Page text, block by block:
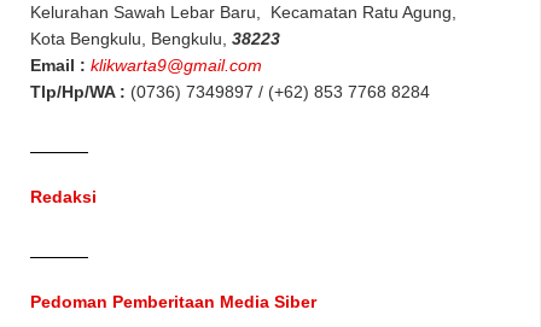
Kelurahan Sawah Lebar Baru, Kecamatan Ratu Agung,
Kota Bengkulu, Bengkulu, 38223
Email : klikwarta9@gmail.com
Tlp/Hp/WA : (0736) 7349897 / (+62) 853 7768 8284
Redaksi
Pedoman Pemberitaan Media Siber